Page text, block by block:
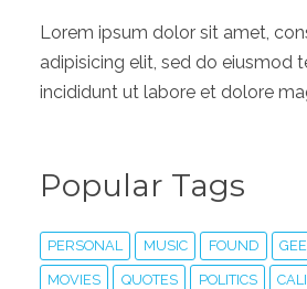
Lorem ipsum dolor sit amet,
adipisicing elit, sed do eiusmod
incididunt ut labore et dolore
Popular Tags
PERSONAL MUSIC FOUND
MOVIES QUOTES POLITICS